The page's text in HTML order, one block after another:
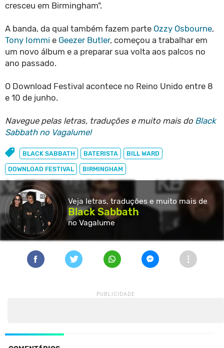
cresceu em Birmingham".
A banda, da qual também fazem parte Ozzy Osbourne,
Tony Iommi e Geezer Butler, começou a trabalhar em
um novo álbum e a preparar sua volta aos palcos no
ano passado.
O Download Festival acontece no Reino Unido entre 8
e 10 de junho.
Navegue pelas letras, traduções e muito mais do Black
Sabbath no Vagalume!
BLACK SABBATH BATERISTA BILL WARD
DOWNLOAD FESTIVAL BIRMINGHAM
Veja letras, traduções e muito mais de
Black Sabbath
no Vagalume